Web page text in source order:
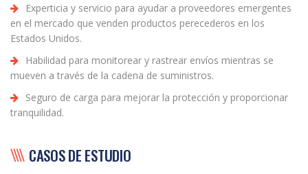
Experticia y servicio para ayudar a proveedores emergentes
en el mercado que venden productos perecederos en los
Estados Unidos.
Habilidad para monitorear y rastrear envíos mientras se
mueven a través de la cadena de suministros.
Seguro de carga para mejorar la protección y proporcionar
tranquilidad.
CASOS DE ESTUDIO